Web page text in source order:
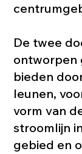
De twee
ontworpen
bieden
leunen,
vorm van
stroomlijn
gebied en